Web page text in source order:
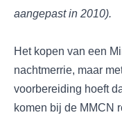
aangepast in 2010).
Het kopen van een
nachtmerrie, maar
voorbereiding hoeft
komen bij de MMCN